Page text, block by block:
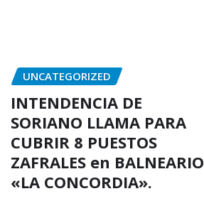
UNCATEGORIZED
INTENDENCIA DE
SORIANO LLAMA PARA
CUBRIR 8 PUESTOS
ZAFRALES en BALNEARIO
«LA CONCORDIA».